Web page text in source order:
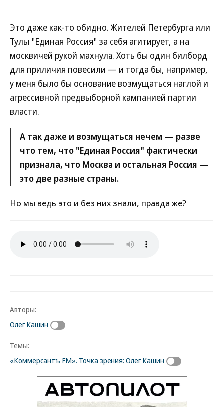
Это даже как-то обидно. Жителей Петербурга или
Тулы "Единая Россия" за себя агитирует, а на
москвичей рукой махнула. Хоть бы один билборд
для приличия повесили — и тогда бы, например,
у меня было бы основание возмущаться наглой и
агрессивной предвыборной кампанией партии
власти.
А так даже и возмущаться нечем — разве
что тем, что "Единая Россия" фактически
признала, что Москва и остальная Россия —
это две разные страны.
Но мы ведь это и без них знали, правда же?
Авторы:
Олег Кашин
Темы:
«Коммерсантъ FM». Точка зрения: Олег Кашин